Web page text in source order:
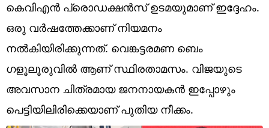
Web Story
Photo
Short Videos
കെവിഎൻ പ്രൊഡക്ഷൻസ് ഉടമയുമാണ് ഇദ്ദേഹം.
ഒരു വർഷത്തേക്കാണ് നിയമനം
നൽകിയിരിക്കുന്നത്. വെങ്കട്ടരമണ ബെം​
ഗളൂലൂരുവിൽ ആണ് സ്ഥിരതാമസം. വിജയുടെ
അവസാന ചിത്രമായ ജനനായകൻ ഇപ്പോഴും
പെട്ടിയിലിരിക്കെയാണ് പുതിയ നീക്കം.